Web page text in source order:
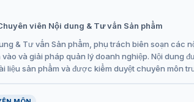
Máy kiểm soát truy cập độc lập Hikvision DS-
thiết kế cùng đèn led giúp hiển thị thông
đó. Bên cạnh đó là các chức năng cảnh
viên Nội dung & Tư vấn Sản phẩm
& Tư vấn Sản phẩm, phụ trách biên soạn các
và giải pháp quản lý doanh nghiệp. Nội dung
liệu sản phẩm và được kiểm duyệt chuyên môn